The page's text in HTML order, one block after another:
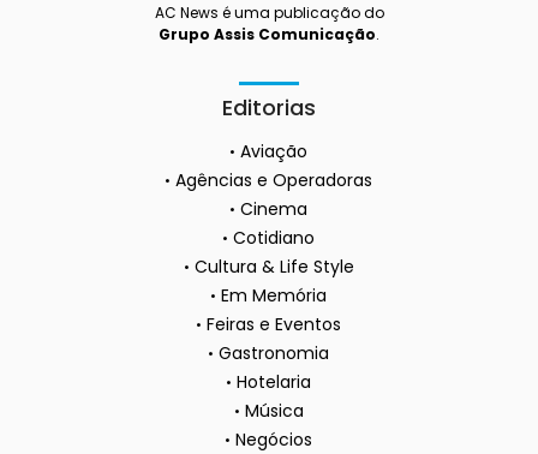
AC News é uma publicação do
Grupo Assis Comunicação.
Editorias
Aviação
Agências e Operadoras
Cinema
Cotidiano
Cultura & Life Style
Em Memória
Feiras e Eventos
Gastronomia
Hotelaria
Música
Negócios